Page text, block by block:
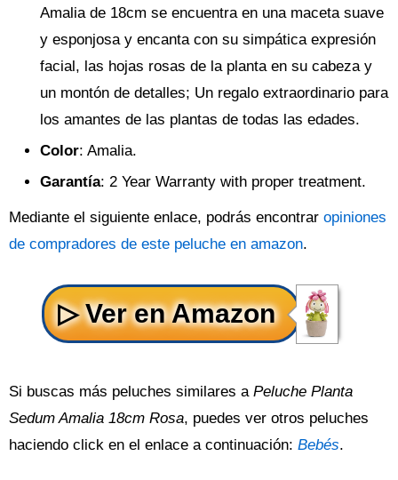
Amalia de 18cm se encuentra en una maceta suave
y esponjosa y encanta con su simpática expresión
facial, las hojas rosas de la planta en su cabeza y
un montón de detalles; Un regalo extraordinario para
los amantes de las plantas de todas las edades.
Color: Amalia.
Garantía: 2 Year Warranty with proper treatment.
Mediante el siguiente enlace, podrás encontrar opiniones
de compradores de este peluche en amazon.
Si buscas más peluches similares a Peluche Planta
Sedum Amalia 18cm Rosa, puedes ver otros peluches
haciendo click en el enlace a continuación: Bebés.